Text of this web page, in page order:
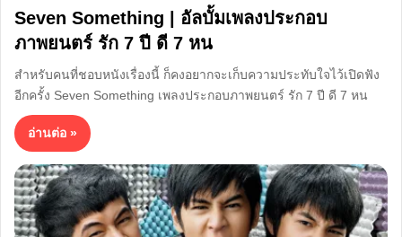
Seven Something | อัลบั้มเพลงประกอบ
ภาพยนตร์ รัก 7 ปี ดี 7 หน
สำหรับคนที่ชอบหนังเรื่องนี้ ก็คงอยากจะเก็บความประทับใจไว้เปิดฟัง
อีกครั้ง Seven Something เพลงประกอบภาพยนตร์ รัก 7 ปี ดี 7 หน
อ่านต่อ »